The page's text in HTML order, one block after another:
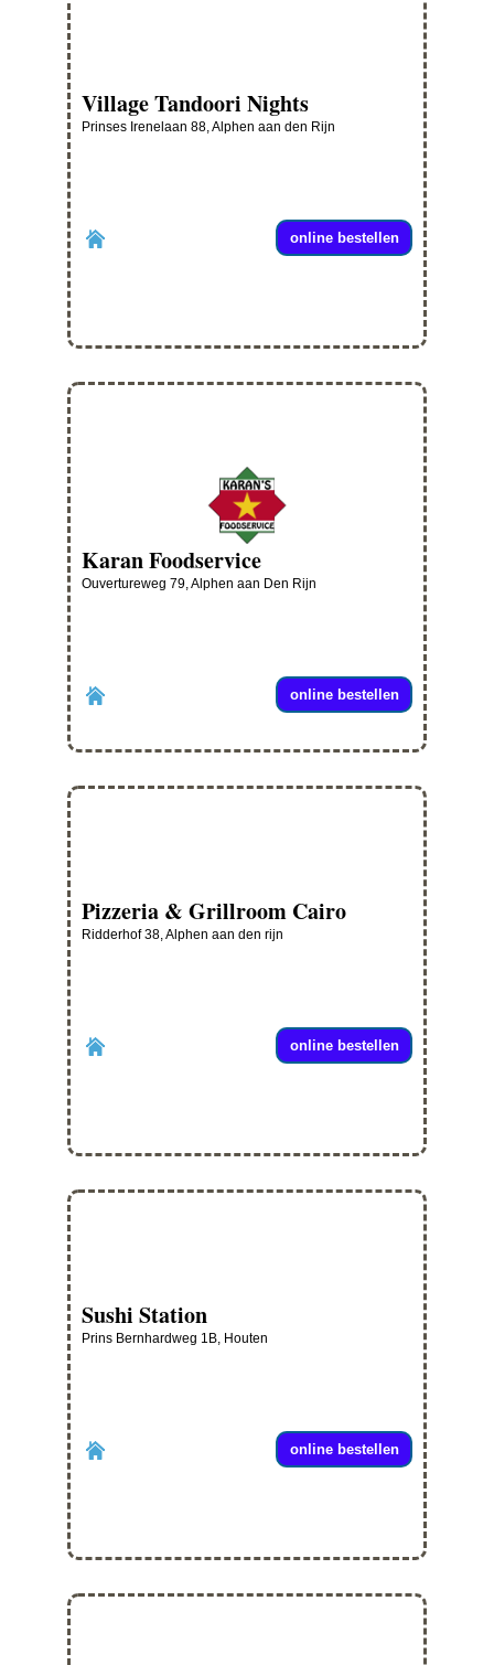
Village Tandoori Nights
Prinses Irenelaan 88, Alphen aan den Rijn
online bestellen
Karan Foodservice
Ouvertureweg 79, Alphen aan Den Rijn
online bestellen
Pizzeria & Grillroom Cairo
Ridderhof 38, Alphen aan den rijn
online bestellen
Sushi Station
Prins Bernhardweg 1B, Houten
online bestellen